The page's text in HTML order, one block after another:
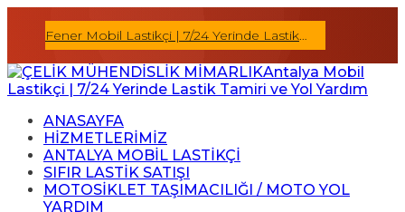
Fener Mobil Lastikçi | 7/24 Yerinde Lastik
Tamiri
ANASAYFA
HİZMETLERİMİZ
ANTALYA MOBİL LASTİKÇİ
SIFIR LASTİK SATIŞI
MOTOSİKLET TAŞIMACILIĞI / MOTO YOL
YARDIM